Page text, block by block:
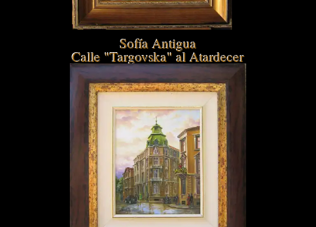
Sofía Antigua
Calle "Targovska" al Atardecer